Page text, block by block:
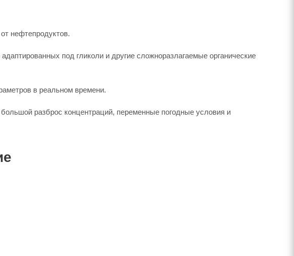
нефтепродуктов.
под гликоли и другие сложноразлагаемые органические
в реальном времени.
разброс концентраций, переменные погодные условия и